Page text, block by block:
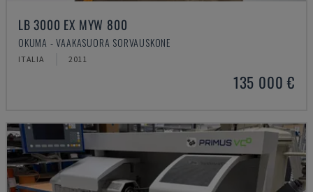
LB 3000 EX MYW 800
OKUMA - VAAKASUORA SORVAUSKONE
ITALIA 2011
135 000 €